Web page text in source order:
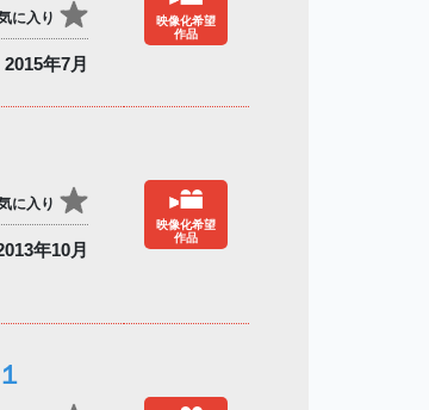
に入り
2015年7月
映像化希望
作品
に入り
年10月
映像化希望
作品